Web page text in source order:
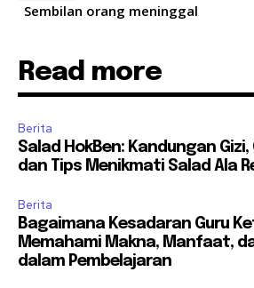
Sembilan orang meninggal
Read more
Berita
Salad HokBen: Kandungan
dan Tips Menikmati Salad Ala
Berita
Bagaimana Kesadaran Guru
Memahami Makna, Manfaat,
dalam Pembelajaran